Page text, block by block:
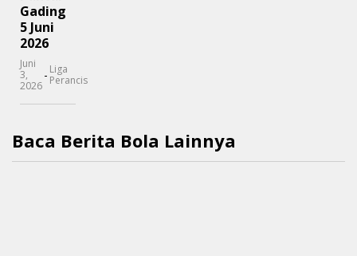
Gading
5 Juni
2026
Juni
3,
2026
- Liga
Perancis
Baca Berita Bola Lainnya